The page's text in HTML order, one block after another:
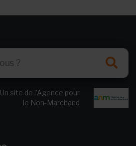
Un site de l’Agence pour
le Non-Marchand